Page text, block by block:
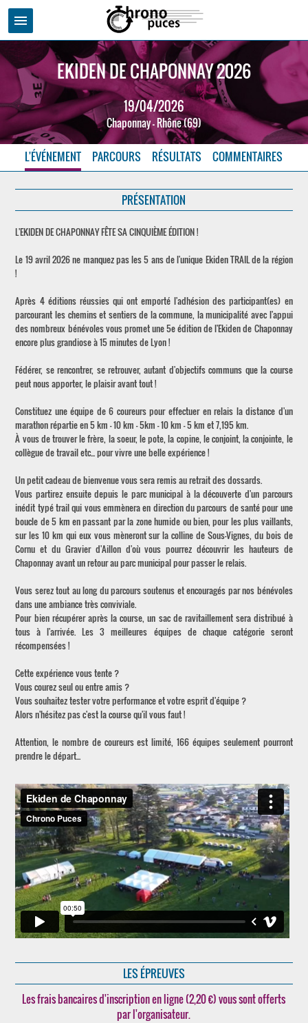
menu
EKIDEN DE CHAPONNAY 2026
19/04/2026
Chaponnay - Rhône (69)
L'ÉVÉNEMENT PARCOURS RÉSULTATS COMMENTAIRES
PRÉSENTATION
L'EKIDEN DE CHAPONNAY FÊTE SA CINQUIÈME ÉDITION !
Le 19 avril 2026 ne manquez pas les 5 ans de l'unique Ekiden TRAIL de la région
!
Après 4 éditions réussies qui ont emporté l'adhésion des participant(es) en
parcourant les chemins et sentiers de la commune, la municipalité avec l'appui
des nombreux bénévoles vous promet une 5e édition de l'Ekiden de Chaponnay
encore plus grandiose à 15 minutes de Lyon !
Fédérer, se rencontrer, se retrouver, autant d'objectifs communs que la course
peut nous apporter, le plaisir avant tout !
Constituez une équipe de 6 coureurs pour effectuer en relais la distance d'un
marathon répartie en 5 km - 10 km - 5km - 10 km - 5 km et 7,195 km.
À vous de trouver le frère, la soeur, le pote, la copine, le conjoint, la conjointe, le
collègue de travail etc... pour vivre une belle expérience !
Un petit cadeau de bienvenue vous sera remis au retrait des dossards.
Vous partirez ensuite depuis le parc municipal à la découverte d'un parcours
inédit typé trail qui vous emmènera en direction du parcours de santé pour une
boucle de 5 km en passant par la zone humide ou bien, pour les plus vaillants,
sur les 10 km qui eux vous mèneront sur la colline de Sous-Vignes, du bois de
Cornu et du Gravier d'Aillon d'où vous pourrez découvrir les hauteurs de
Chaponnay avant un retour au parc municipal pour passer le relais.
Vous serez tout au long du parcours soutenus et encouragés par nos bénévoles
dans une ambiance très conviviale.
Pour bien récupérer après la course, un sac de ravitaillement sera distribué à
tous à l'arrivée. Les 3 meilleures équipes de chaque catégorie seront
récompensées !
Cette expérience vous tente ?
Vous courez seul ou entre amis ?
Vous souhaitez tester votre performance et votre esprit d'équipe ?
Alors n'hésitez pas c'est la course qu'il vous faut !
Attention, le nombre de coureurs est limité, 166 équipes seulement pourront
prendre le départ...
LES ÉPREUVES
Les frais bancaires d'inscription en ligne (2,20 €) vous sont offerts
par l'organisateur.